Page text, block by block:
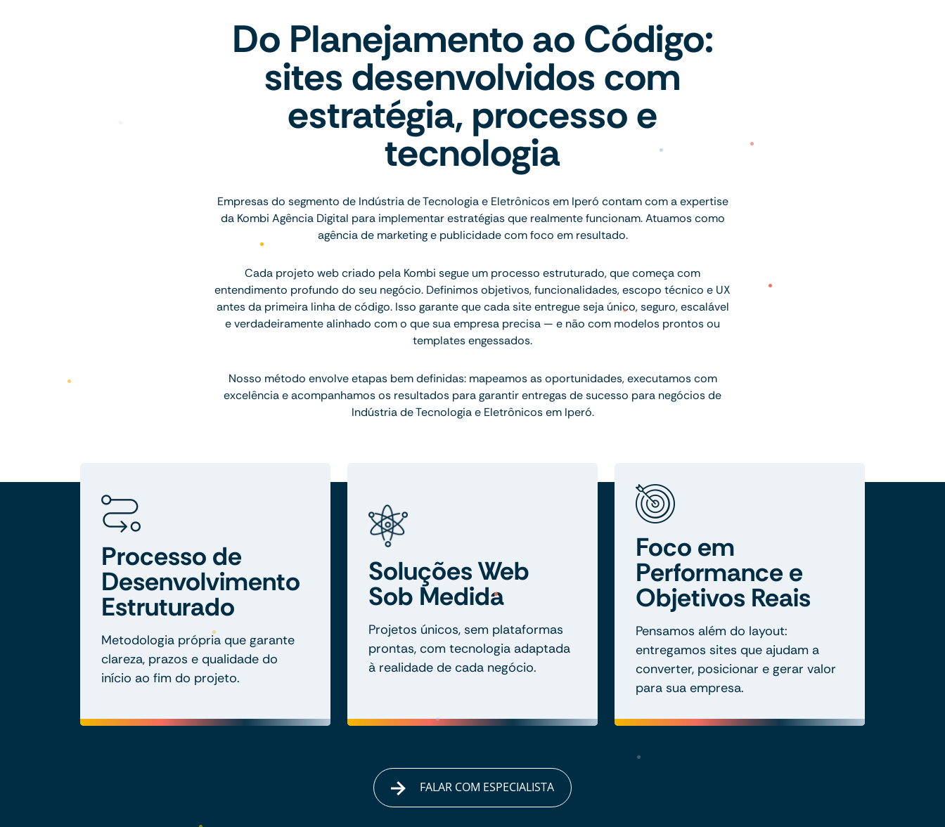
Do Planejamento ao Código:
sites desenvolvidos com
estratégia, processo e
tecnologia
Empresas do segmento de Indústria de Tecnologia e Eletrônicos em Iperó contam com a expertise
da Kombi Agência Digital para implementar estratégias que realmente funcionam. Atuamos como
agência de marketing e publicidade com foco em resultado.
Cada projeto web criado pela Kombi segue um processo estruturado, que começa com
entendimento profundo do seu negócio. Definimos objetivos, funcionalidades, escopo técnico e UX
antes da primeira linha de código. Isso garante que cada site entregue seja único, seguro, escalável
e verdadeiramente alinhado com o que sua empresa precisa — e não com modelos prontos ou
templates engessados.
Nosso método envolve etapas bem definidas: mapeamos as oportunidades, executamos com
excelência e acompanhamos os resultados para garantir entregas de sucesso para negócios de
Indústria de Tecnologia e Eletrônicos em Iperó.
Processo de
Desenvolvimento
Estruturado
Metodologia própria que garante
clareza, prazos e qualidade do
início ao fim do projeto.
Soluções Web
Sob Medida
Projetos únicos, sem plataformas
prontas, com tecnologia adaptada
à realidade de cada negócio.
Foco em
Performance e
Objetivos Reais
Pensamos além do layout:
entregamos sites que ajudam a
converter, posicionar e gerar valor
para sua empresa.
FALAR COM ESPECIALISTA